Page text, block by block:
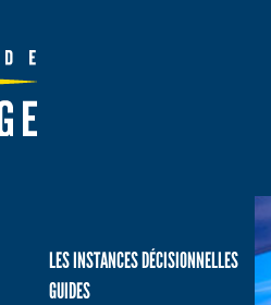
LES INSTANCES DÉCISIONNELLES
GUIDES